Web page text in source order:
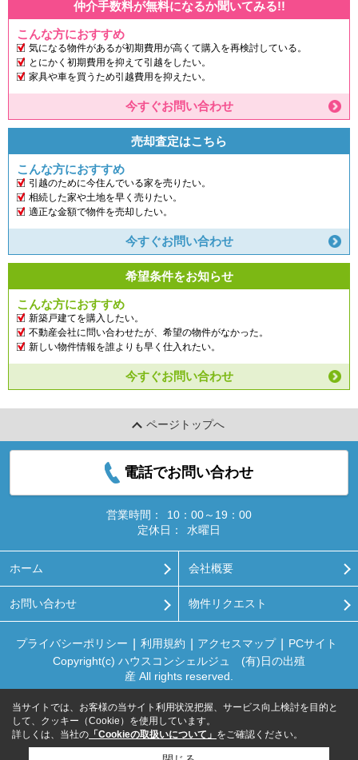
仲介手数料が無料になるか聞いてみる!!
こんな方におすすめ
気になる物件があるが初期費用が高くて購入を再検討している。
とにかく初期費用を抑えて引越をしたい。
家具や車を買うため引越費用を抑えたい。
今すぐお問い合わせ
売却査定はこちら
こんな方におすすめ
引越のために今住んでいる家を売りたい。
相続した家や土地を早く売りたい。
適正な金額で物件を売却したい。
今すぐお問い合わせ
希望条件をお知らせ
こんな方におすすめ
新築戸建てを購入したい。
不動産会社に問い合わせたが、希望の物件がなかった。
新しい物件情報を誰よりも早く仕入れたい。
今すぐお問い合わせ
ページトップへ
電話でお問い合わせ
営業時間：
10：00～19：00
定休日：
水曜日
ホーム 会社概要
お問い合わせ 物件リクエスト
プライバシーポリシー 利用規約 アクセスマップ
PCサイト
Copyright(c) ハウスコンシェルジュ (有)日の出殖
産 All rights reserved.
当サイトでは、お客様の当サイト利用状況把握、サービス向上検討を目的と
して、クッキー（Cookie）を使用しています。
詳しくは、当社の 「Cookieの取扱いについて」 をご確認ください。